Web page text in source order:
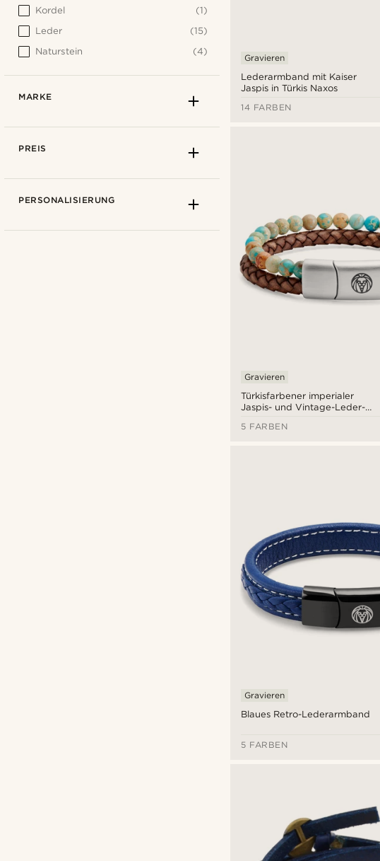
Lederarmband mit Kaiser
Jaspis in Türkis Naxos
Gravieren
14 FARBEN
Türkisfarbener imperialer
Jaspis- und Vintage-Leder-
Gravieren
5 FARBEN
Blaues Retro-Lederarmband
Gravieren
5 FARBEN
Kordel
(1)
Leder
(15)
Naturstein
(4)
MARKE
PREIS
PERSONALISIERUNG